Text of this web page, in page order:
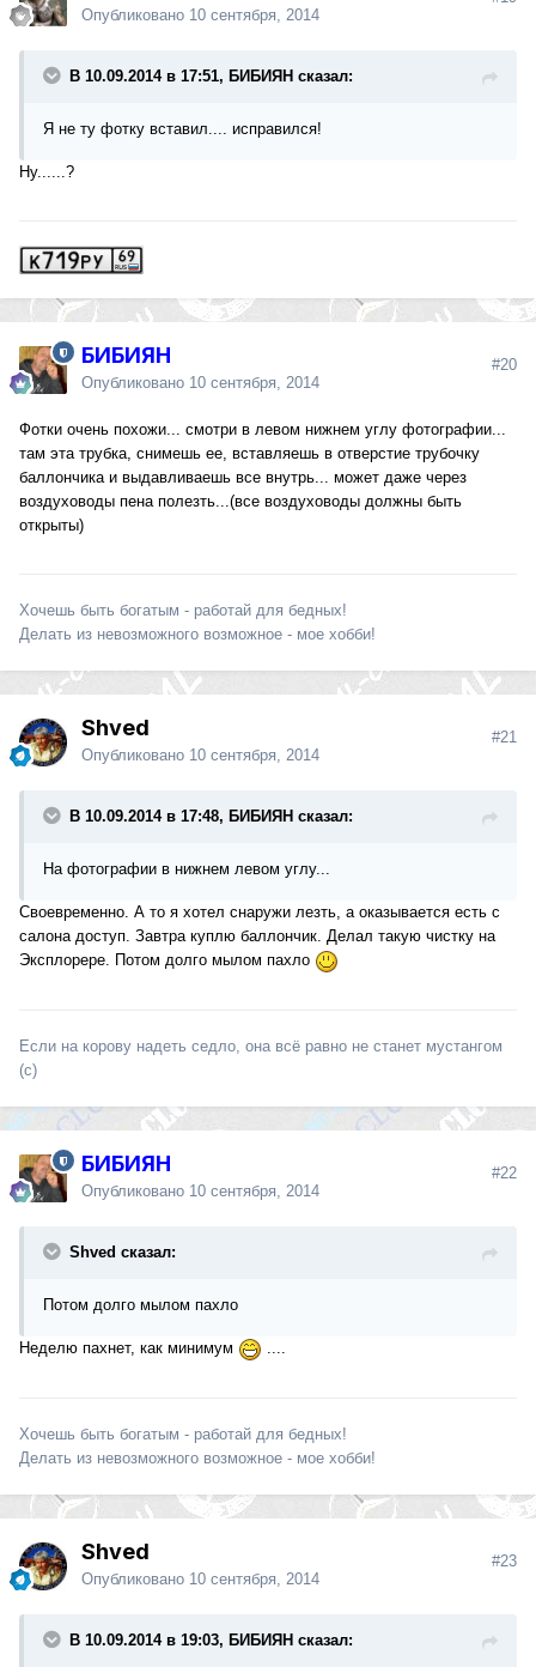
Опубликовано 10 сентября, 2014
В 10.09.2014 в 17:51, БИБИЯН сказал:
Я не ту фотку вставил.... исправился!
Ну......?
БИБИЯН
Опубликовано 10 сентября, 2014
#20
Фотки очень похожи... смотри в левом нижнем углу фотографии...
там эта трубка, снимешь ее, вставляешь в отверстие трубочку
баллончика и выдавливаешь все внутрь... может даже через
воздуховоды пена полезть...(все воздуховоды должны быть
открыты)
Хочешь быть богатым - работай для бедных!
Делать из невозможного возможное - мое хобби!
Shved
Опубликовано 10 сентября, 2014
#21
В 10.09.2014 в 17:48, БИБИЯН сказал:
На фотографии в нижнем левом углу...
Своевременно. А то я хотел снаружи лезть, а оказывается есть с
салона доступ. Завтра куплю баллончик. Делал такую чистку на
Эксплорере. Потом долго мылом пахло
Если на корову надеть седло, она всё равно не станет мустангом
(с)
БИБИЯН
Опубликовано 10 сентября, 2014
#22
Shved сказал:
Потом долго мылом пахло
Неделю пахнет, как минимум ....
Хочешь быть богатым - работай для бедных!
Делать из невозможного возможное - мое хобби!
Shved
Опубликовано 10 сентября, 2014
#23
В 10.09.2014 в 19:03, БИБИЯН сказал: